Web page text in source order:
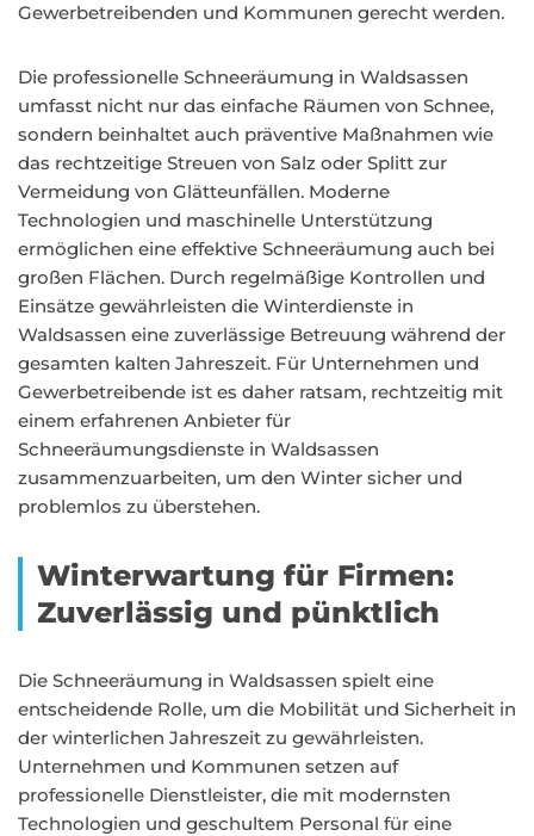
Gewerbetreibenden und Kommunen gerecht werden.
Die professionelle Schneeräumung in Waldsassen
umfasst nicht nur das einfache Räumen von Schnee,
sondern beinhaltet auch präventive Maßnahmen wie
das rechtzeitige Streuen von Salz oder Splitt zur
Vermeidung von Glätteunfällen. Moderne
Technologien und maschinelle Unterstützung
ermöglichen eine effektive Schneeräumung auch bei
großen Flächen. Durch regelmäßige Kontrollen und
Einsätze gewährleisten die Winterdienste in
Waldsassen eine zuverlässige Betreuung während der
gesamten kalten Jahreszeit. Für Unternehmen und
Gewerbetreibende ist es daher ratsam, rechtzeitig mit
einem erfahrenen Anbieter für
Schneeräumungsdienste in Waldsassen
zusammenzuarbeiten, um den Winter sicher und
problemlos zu überstehen.
Winterwartung für Firmen:
Zuverlässig und pünktlich
Die Schneeräumung in Waldsassen spielt eine
entscheidende Rolle, um die Mobilität und Sicherheit in
der winterlichen Jahreszeit zu gewährleisten.
Unternehmen und Kommunen setzen auf
professionelle Dienstleister, die mit modernsten
Technologien und geschultem Personal für eine